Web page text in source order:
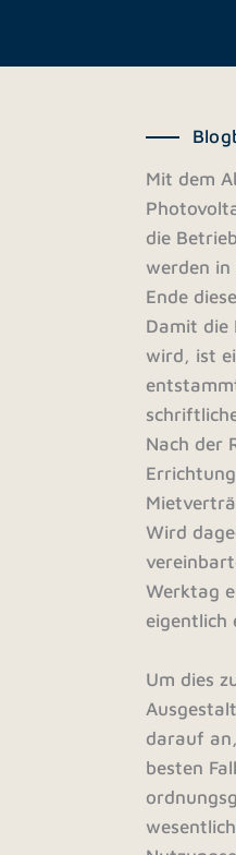
Mit dem
die
werden
Ende
Damit die
wird, ist
Nach der
Wird
Werktag
eigentlich
Um dies
darauf
besten